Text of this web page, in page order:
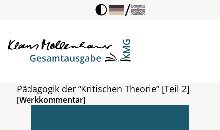
/
Pädagogik der “Kritischen Theorie” [Teil 2]
[Werkkommentar]